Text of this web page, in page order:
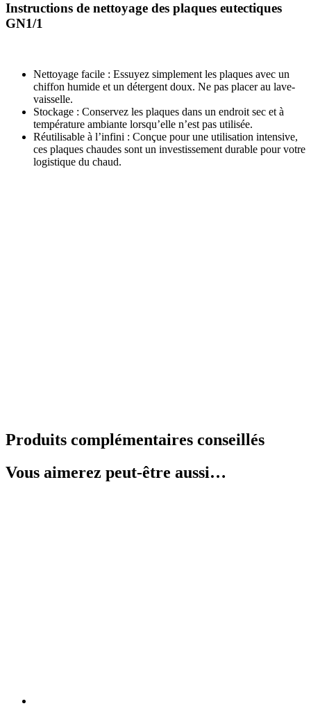
Instructions de nettoyage des plaques eutectiques
GN1/1
Nettoyage facile : Essuyez simplement les plaques avec un
chiffon humide et un détergent doux. Ne pas placer au lave-
vaisselle.
Stockage : Conservez les plaques dans un endroit sec et à
température ambiante lorsqu’elle n’est pas utilisée.
Réutilisable à l’infini : Conçue pour une utilisation intensive,
ces plaques chaudes sont un investissement durable pour votre
logistique du chaud.
Produits complémentaires conseillés
Vous aimerez peut-être aussi…